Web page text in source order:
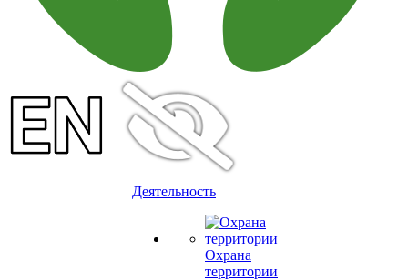
Деятельность
Охрана
территории